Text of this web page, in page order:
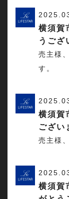
横須賀
うござ
売主様
す。
横須賀
ござい
売主様
横須賀